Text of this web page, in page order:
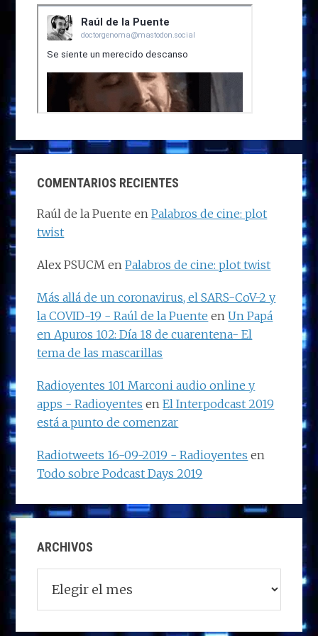
COMENTARIOS RECIENTES
Raúl de la Puente enPalabros de cine: plot
twist
Alex PSUCM enPalabros de cine: plot twist
Más allá de un coronavirus, el SARS-CoV-2 y
la COVID-19 - Raúl de la Puente enUn Papá
en Apuros 102: Día 18 de cuarentena- El
tema de las mascarillas
Radioyentes 101 Marconi audio online y
apps - Radioyentes enEl Interpodcast 2019
está a punto de comenzar
Radiotweets 16-09-2019 - Radioyentes en
Todo sobre Podcast Days 2019
ARCHIVOS